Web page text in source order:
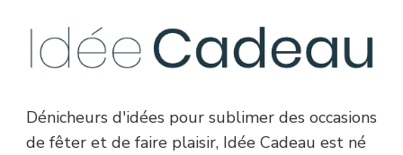
Dénicheurs d'idées pour sublimer des occasions
de fêter et de faire plaisir, Idée Cadeau est né